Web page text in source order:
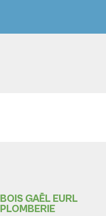
BOIS GAËL EURL
PLOMBERIE